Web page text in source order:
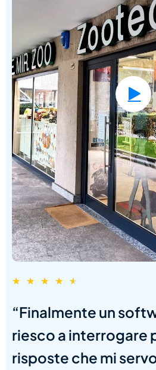
★ ★ ★ ★ ★
“Finalmente un
riesco a interrogare
risposte che mi